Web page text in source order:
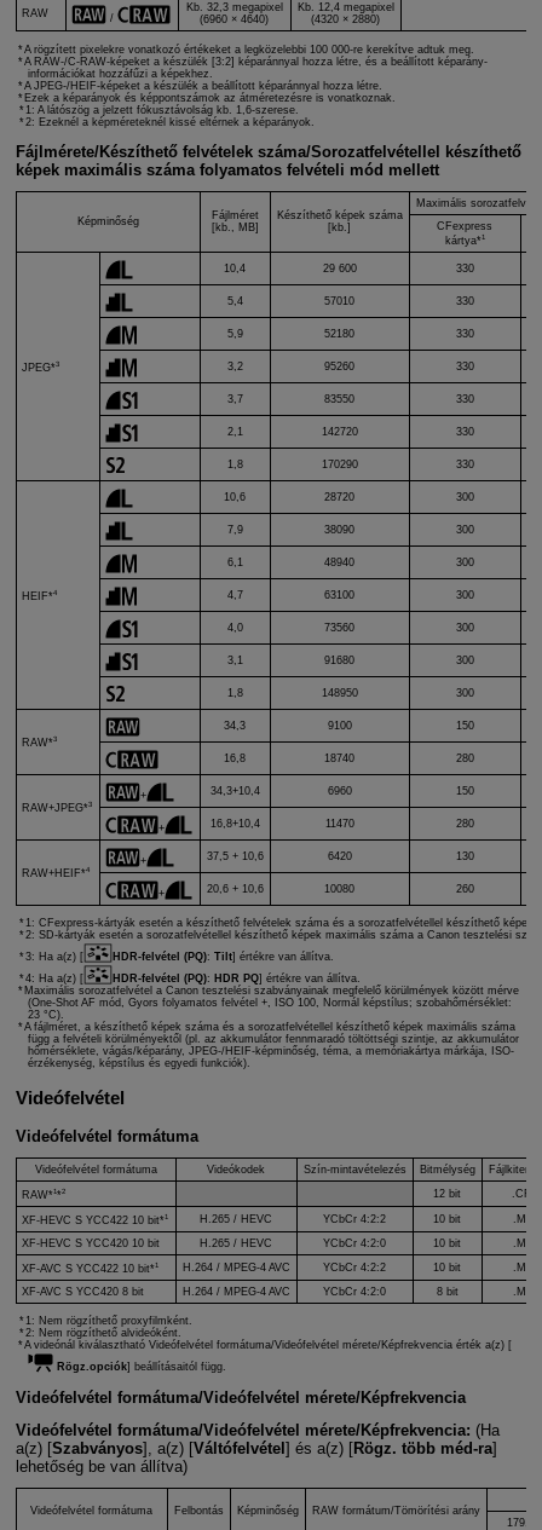
RAW /
Kb. 32,3 megapixel
(6960 × 4640)
Kb. 12,4 megapixel
(4320 × 2880)
A rögzített pixelekre vonatkozó értékeket a legközelebbi 100 000-re kerekítve adtuk meg.
A RAW-/C-RAW-képeket a készülék [3:2] képaránnyal hozza létre, és a beállított képarány-
információkat hozzáfűzi a képekhez.
A JPEG-/HEIF-képeket a készülék a beállított képaránnyal hozza létre.
Ezek a képarányok és képpontszámok az átméretezésre is vonatkoznak.
1: A látószög a jelzett fókusztávolság kb. 1,6-szerese.
2: Ezeknél a képméreteknél kissé eltérnek a képarányok.
Fájlmérete/Készíthető felvételek száma/Sorozatfelvétellel készíthető
képek maximális száma folyamatos felvételi mód mellett
Képminőség
Fájlméret
[kb., MB]
Készíthető képek száma
[kb.]
Maximális
CFexpress
kártya*1
JPEG*3
10,4 29 600 330
5,4 57010 330
5,9 52180 330
3,2 95260 330
3,7 83550 330
2,1 142720 330
1,8 170290 330
HEIF*4
10,6 28720 300
7,9 38090 300
6,1 48940 300
4,7 63100 300
4,0 73560 300
3,1 91680 300
1,8 148950 300
RAW*3
34,3 9100 150
16,8 18740 280
RAW+JPEG*3
+ 34,3+10,4 6960 150
+ 16,8+10,4 11470 280
RAW+HEIF*4
+ 37,5 + 10,6 6420 130
+ 20,6 + 10,6 10080 260
1: CFexpress-kártyák esetén a készíthető felvételek száma és a sorozatfelvétellel készíthető
2: SD-kártyák esetén a sorozatfelvétellel készíthető képek maximális száma a Canon tesztelési
3: Ha a(z) [
HDR-felvétel (PQ):Tilt] értékre van állítva.
4: Ha a(z) [
HDR-felvétel (PQ): HDR PQ] értékre van állítva.
Maximális sorozatfelvétel a Canon tesztelési szabványainak megfelelő körülmények között mérve
(One-Shot AF mód, Gyors folyamatos felvétel +, ISO 100, Normál képstílus; szobahőmérséklet:
23 °C).
A fájlméret, a készíthető képek száma és a sorozatfelvétellel készíthető képek maximális száma
függ a felvételi körülményektől (pl. az akkumulátor fennmaradó töltöttségi szintje, az akkumulátor
hőmérséklete, vágás/képarány, JPEG-/HEIF-képminőség, téma, a memóriakártya márkája, ISO-
érzékenység, képstílus és egyedi funkciók).
Videófelvétel
Videófelvétel formátuma
Videófelvétel formátuma Videókodek Szín-mintavételezés Bitmélység
RAW*1*2 12 bit .CRM
XF-HEVC S YCC422 10 bit*1 H.265 / HEVC YCbCr 4:2:2 10 bit
.MP4
XF-HEVC S YCC420 10 bit
H.265 / HEVC YCbCr 4:2:0 10 bit .MP4
XF-AVC S YCC422 10 bit*1 H.264 / MPEG-4 AVC YCbCr 4:2:2 10 bit
.MP4
XF-AVC S YCC420 8 bit
H.264 / MPEG-4 AVC YCbCr 4:2:0 8 bit .MP4
1: Nem rögzíthető proxyfilmként.
2: Nem rögzíthető alvideóként.
A videónál kiválasztható Videófelvétel formátuma/Videófelvétel mérete/Képfrekvencia érték a(z) [
Rögz.opciók] beállításaitól függ.
Videófelvétel formátuma/Videófelvétel mérete/Képfrekvencia
Videófelvétel formátuma/Videófelvétel mérete/Képfrekvencia: (Ha
a(z) [Szabványos], a(z) [Váltófelvétel ] és a(z) [Rögz. több méd-ra]
lehetőség be van állítva)
Videófelvétel formátuma Felbontás Képminőség RAW formátum/Tömörítési arány
179,8